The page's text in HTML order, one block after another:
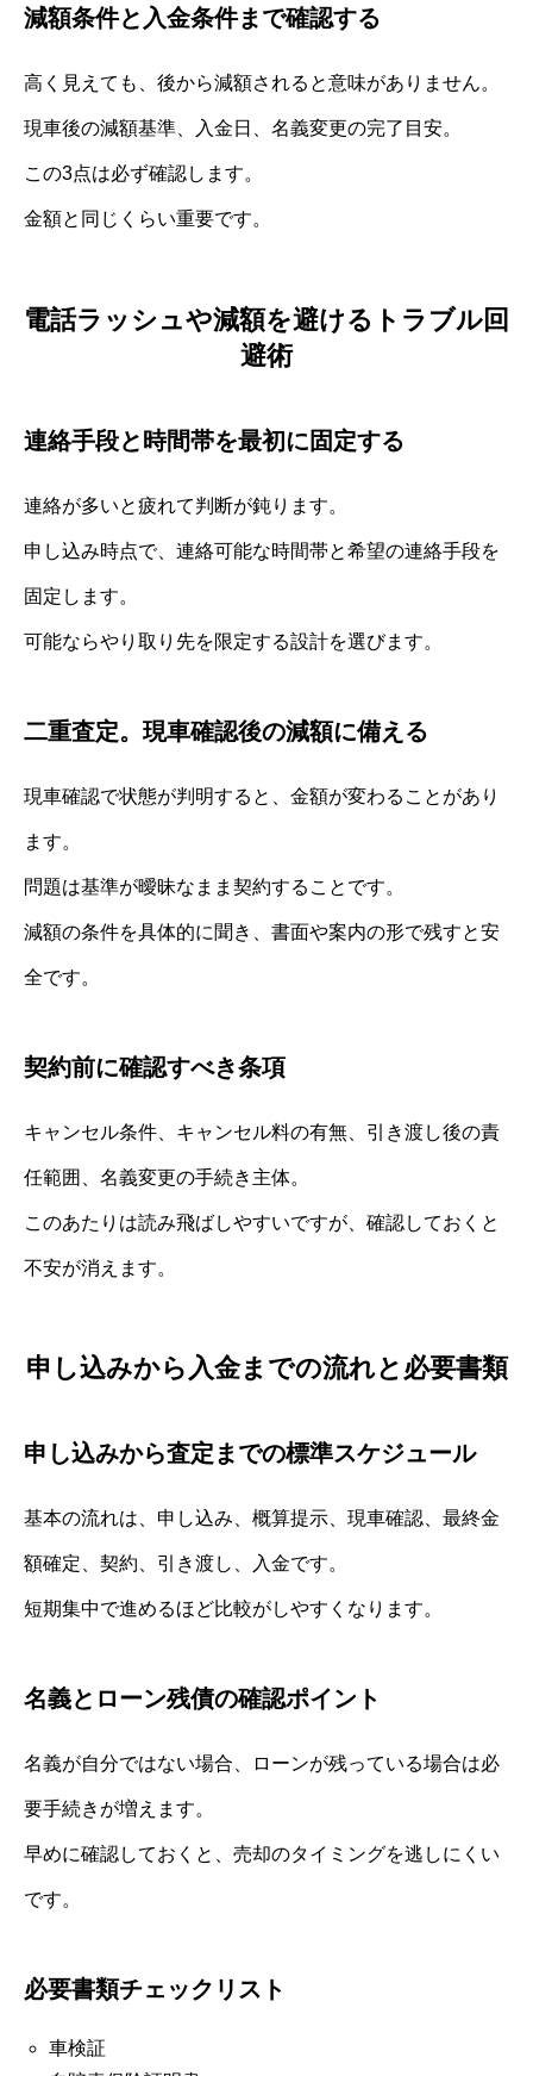
減額条件と入金条件まで確認する
高く見えても、後から減額されると意味がありません。
現車後の減額基準、入金日、名義変更の完了目安。
この3点は必ず確認します。
金額と同じくらい重要です。
電話ラッシュや減額を避けるトラブル回
避術
連絡手段と時間帯を最初に固定する
連絡が多いと疲れて判断が鈍ります。
申し込み時点で、連絡可能な時間帯と希望の連絡手段を
固定します。
可能ならやり取り先を限定する設計を選びます。
二重査定。現車確認後の減額に備える
現車確認で状態が判明すると、金額が変わることがあり
ます。
問題は基準が曖昧なまま契約することです。
減額の条件を具体的に聞き、書面や案内の形で残すと安
全です。
契約前に確認すべき条項
キャンセル条件、キャンセル料の有無、引き渡し後の責
任範囲、名義変更の手続き主体。
このあたりは読み飛ばしやすいですが、確認しておくと
不安が消えます。
申し込みから入金までの流れと必要書類
申し込みから査定までの標準スケジュール
基本の流れは、申し込み、概算提示、現車確認、最終金
額確定、契約、引き渡し、入金です。
短期集中で進めるほど比較がしやすくなります。
名義とローン残債の確認ポイント
名義が自分ではない場合、ローンが残っている場合は必
要手続きが増えます。
早めに確認しておくと、売却のタイミングを逃しにくい
です。
必要書類チェックリスト
車検証